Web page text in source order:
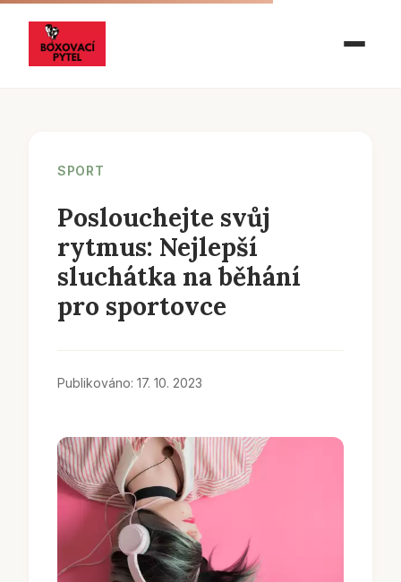
SPORT
Poslouchejte svůj
rytmus: Nejlepší
sluchátka na běhání
pro sportovce
Publikováno: 17. 10. 2023